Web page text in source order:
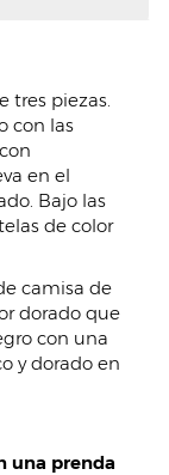
tres piezas.
con las
en el
Bajo las
de color
camisa de
dorado que
con una
y dorado en
una prenda